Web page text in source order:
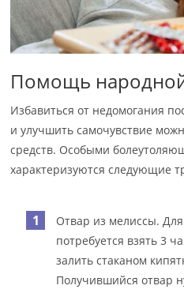
Помощь
Избавиться от недомогания
и улучшить самочувствие
средств. Особыми
характеризуются следующие
Отвар из мелиссы.
потребуется взять 3
залить стаканом
Получившийся отвар